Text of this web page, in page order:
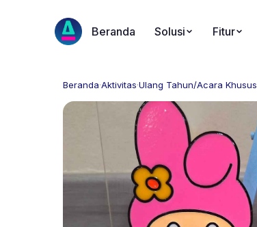
Beranda Solusi Fitur
Beranda·Aktivitas·Ulang Tahun/Acara Khusus